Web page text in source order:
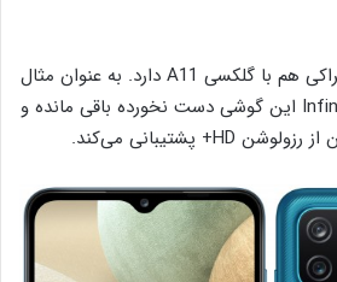
گلکسی A12 اما نقاط اشتراکی هم با گلکسی A11 دارد. به عنوان مثال
نمایشگر 6.5 اینچی Infinity-V این گوشی دست نخورده باقی مانده و